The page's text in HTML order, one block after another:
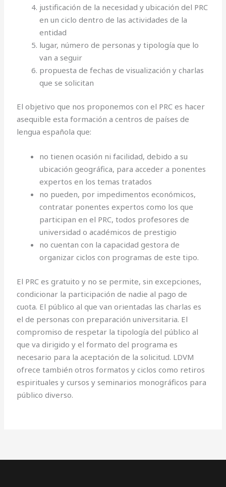
justificación de la necesidad y ubicación del PRC
en un ciclo dentro de las actividades de la
entidad
lugar, número de personas y tipología que lo
van a seguir
propuesta de fechas de visualización y charlas
que se solicitan
El objetivo que nos proponemos con el PRC es hacer
asequible esta formación a centros de países de
lengua española que:
no tienen ocasión ni facilidad, debido a su
ubicación geográfica, para acceder a ponentes
expertos en los temas tratados
no pueden, por impedimentos económicos,
contratar ponentes expertos como los que
participan en el PRC, todos profesores de
universidad o académicos de prestigio
no cuentan con la capacidad gestora de
organizar ciclos con programas de este tipo.
El PRC es gratuito y no se permite, sin excepciones,
condicionar la participación de nadie al pago de
cuota. El público al que van orientadas las charlas es
el de personas con preparación universitaria. El
compromiso de respetar la tipología del público al
que va dirigido y el formato del programa es
necesario para la aceptación de la solicitud. LDVM
ofrece también otros formatos y ciclos como retiros
espirituales y cursos y seminarios monográficos para
público diverso.